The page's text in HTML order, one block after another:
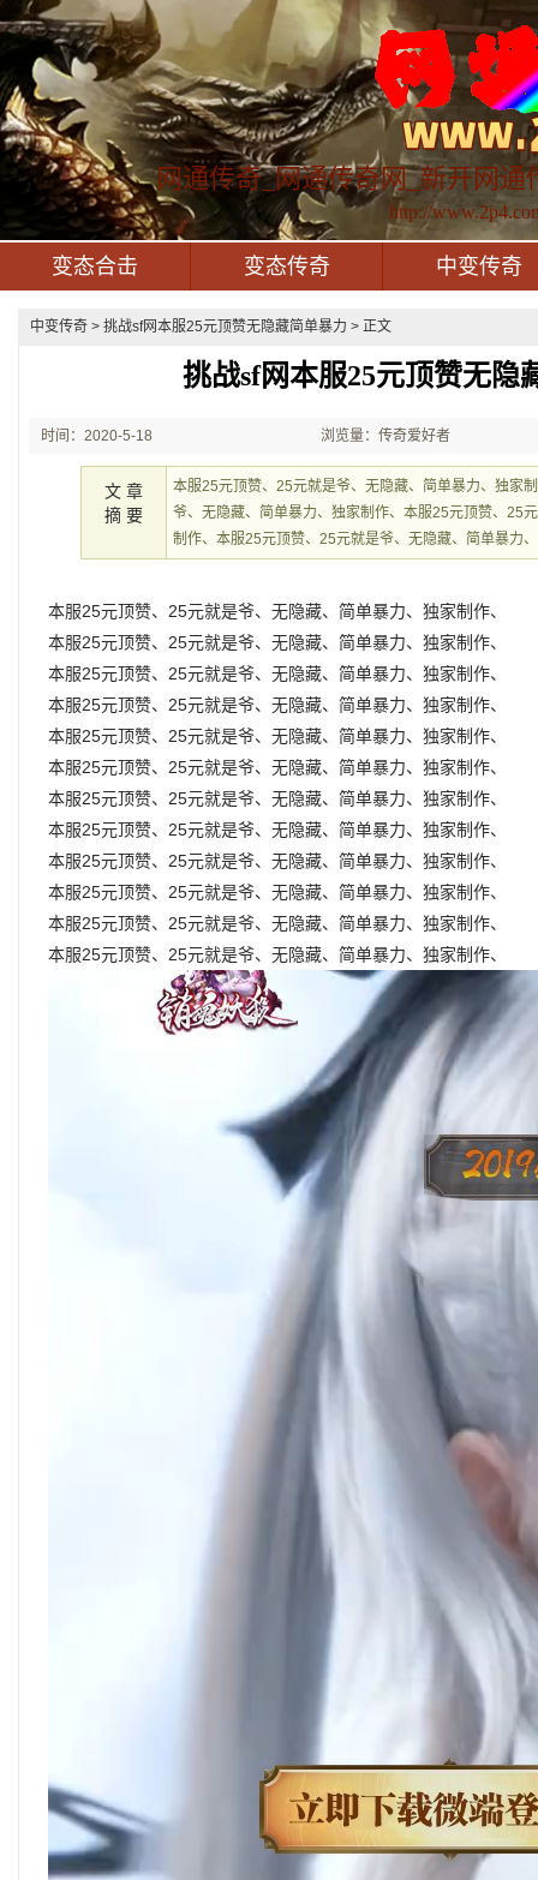
网通传奇_网通传奇网_新开网通
http://
变态合击 变态传奇 中变传奇
中变传奇 > 挑战sf网本服25元顶赞无隐藏简单暴力 > 正文
挑战sf网本服25元顶赞无隐
时间：2020-5-18
1:06:28
浏览量：传奇爱好者
文 章
摘 要
本服25元顶赞、25元就是爷、无隐藏、简单暴力、独家
爷、无隐藏、简单暴力、独家制作、本服25元顶赞、25
制作、本服25元顶赞、25元就是爷、无隐藏、简单暴力
本服25元顶赞、25元就是爷、无隐藏、简单暴力、独家制作、
本服25元顶赞、25元就是爷、无隐藏、简单暴力、独家制作、
本服25元顶赞、25元就是爷、无隐藏、简单暴力、独家制作、
本服25元顶赞、25元就是爷、无隐藏、简单暴力、独家制作、
本服25元顶赞、25元就是爷、无隐藏、简单暴力、独家制作、
本服25元顶赞、25元就是爷、无隐藏、简单暴力、独家制作、
本服25元顶赞、25元就是爷、无隐藏、简单暴力、独家制作、
本服25元顶赞、25元就是爷、无隐藏、简单暴力、独家制作、
本服25元顶赞、25元就是爷、无隐藏、简单暴力、独家制作、
本服25元顶赞、25元就是爷、无隐藏、简单暴力、独家制作、
本服25元顶赞、25元就是爷、无隐藏、简单暴力、独家制作、
本服25元顶赞、25元就是爷、无隐藏、简单暴力、独家制作、